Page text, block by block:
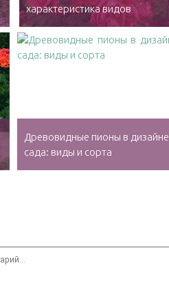
характеристика видов
Древовидные пионы в дизайне
сада: виды и сорта